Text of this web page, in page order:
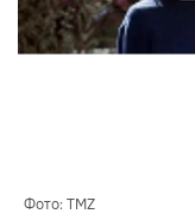
Фото: TMZ